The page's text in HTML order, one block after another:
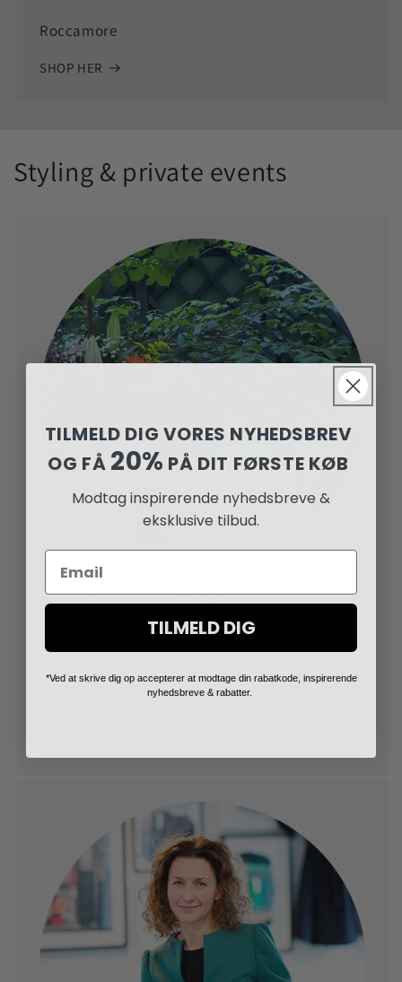
Roccamore
SHOP HER
Styling & private events
VENINDEAFTEN I BUTIKKEN
Trænger du til en hyggelig, nærværende og personlig
aften i selvskab med dine veninder eller kollegaer?
Tid til dig selv og dine veninder. Vi arrangerer meget
TILMELD DIG VORES NYHEDSBREV
OG FÅ 20% PÅ DIT FØRSTE KØB
Modtag inspirerende nyhedsbreve &
eksklusive tilbud.
Email
TILMELD DIG
*Ved at skrive dig op accepterer at modtage din rabatkode, inspirerende
nyhedsbreve & rabatter.